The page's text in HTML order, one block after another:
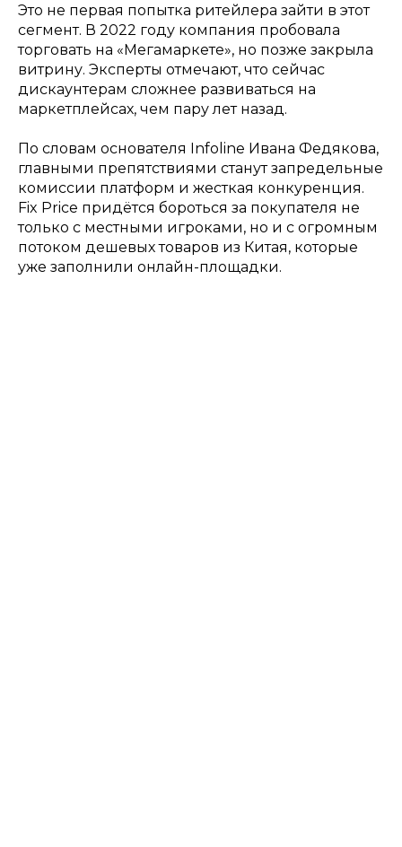
Это не первая попытка ритейлера зайти в этот
сегмент. В 2022 году компания пробовала
торговать на «Мегамаркете», но позже закрыла
витрину. Эксперты отмечают, что сейчас
дискаунтерам сложнее развиваться на
маркетплейсах, чем пару лет назад.
По словам основателя Infoline Ивана Федякова,
главными препятствиями станут запредельные
комиссии платформ и жесткая конкуренция.
Fix Price придётся бороться за покупателя не
только с местными игроками, но и с огромным
потоком дешевых товаров из Китая, которые
уже заполнили онлайн-площадки.